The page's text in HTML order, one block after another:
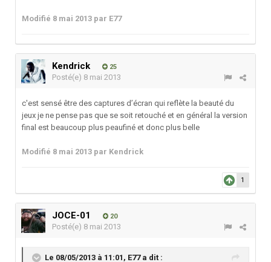
Modifié 8 mai 2013 par E77
Kendrick 25
Posté(e) 8 mai 2013
c'est sensé être des captures d’écran qui reflète la beauté du
jeux je ne pense pas que se soit retouché et en général la version
final est beaucoup plus peaufiné et donc plus belle
Modifié 8 mai 2013 par Kendrick
1
JOCE-01 20
Posté(e) 8 mai 2013
Le 08/05/2013 à 11:01, E77 a dit :